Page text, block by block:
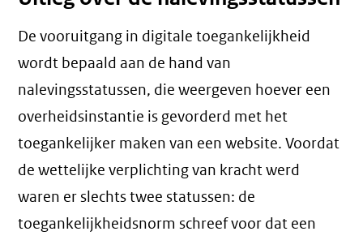
De vooruitgang in digitale toegankelijkheid
wordt bepaald aan de hand van
nalevingsstatussen, die weergeven hoever een
overheidsinstantie is gevorderd met het
toegankelijker maken van een website. Voordat
de wettelijke verplichting van kracht werd
waren er slechts twee statussen: de
toegankelijkheidsnorm schreef voor dat een